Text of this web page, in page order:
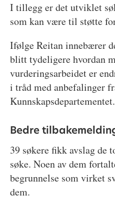
I tillegg er det utviklet
som kan være til støtte
Ifølge Reitan innebærer
blitt tydeligere hvordan
vurderingsarbeidet er
i tråd med anbefalinger
Kunnskapsdepartementet.
Bedre
39 søkere fikk avslag de
søke. Noen av dem
begrunnelse som virket
dem.